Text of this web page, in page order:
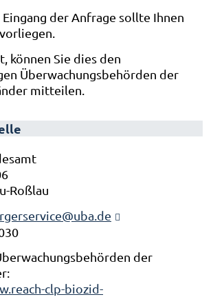
Eingang der Anfrage sollte Ihnen
können Sie dies den
Überwachungsbehörden der
mitteilen.
Roßlau
der
clp-biozid-